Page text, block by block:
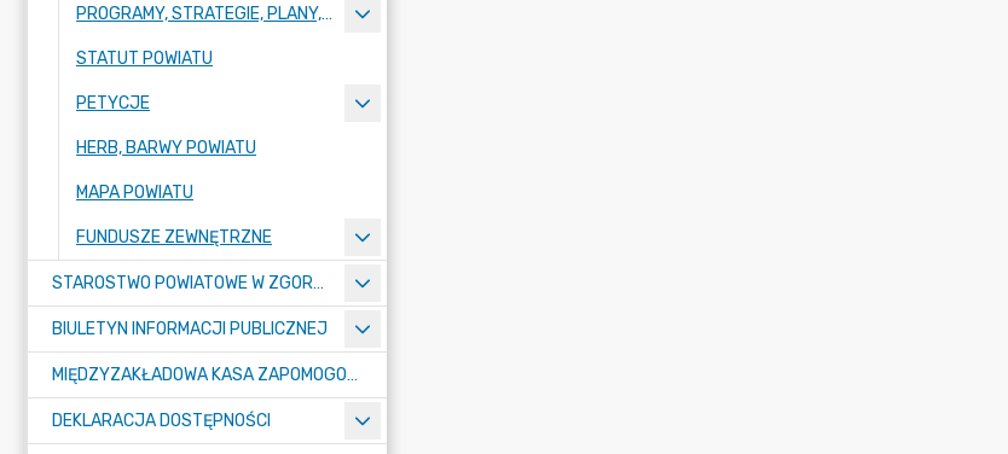
PROGRAMY, STRATEGIE, PLANY, RAPORTY
STATUT POWIATU
PETYCJE
HERB, BARWY POWIATU
MAPA POWIATU
FUNDUSZE ZEWNĘTRZNE
STAROSTWO POWIATOWE W ZGORZELCU
BIULETYN INFORMACJI PUBLICZNEJ
MIĘDZYZAKŁADOWA KASA ZAPOMOGOWO-POŻYCZKOWA
DEKLARACJA DOSTĘPNOŚCI